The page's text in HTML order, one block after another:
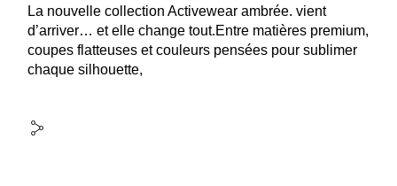
La nouvelle collection Activewear ambrée. vient
d’arriver… et elle change tout.Entre matières premium,
coupes flatteuses et couleurs pensées pour sublimer
chaque silhouette,